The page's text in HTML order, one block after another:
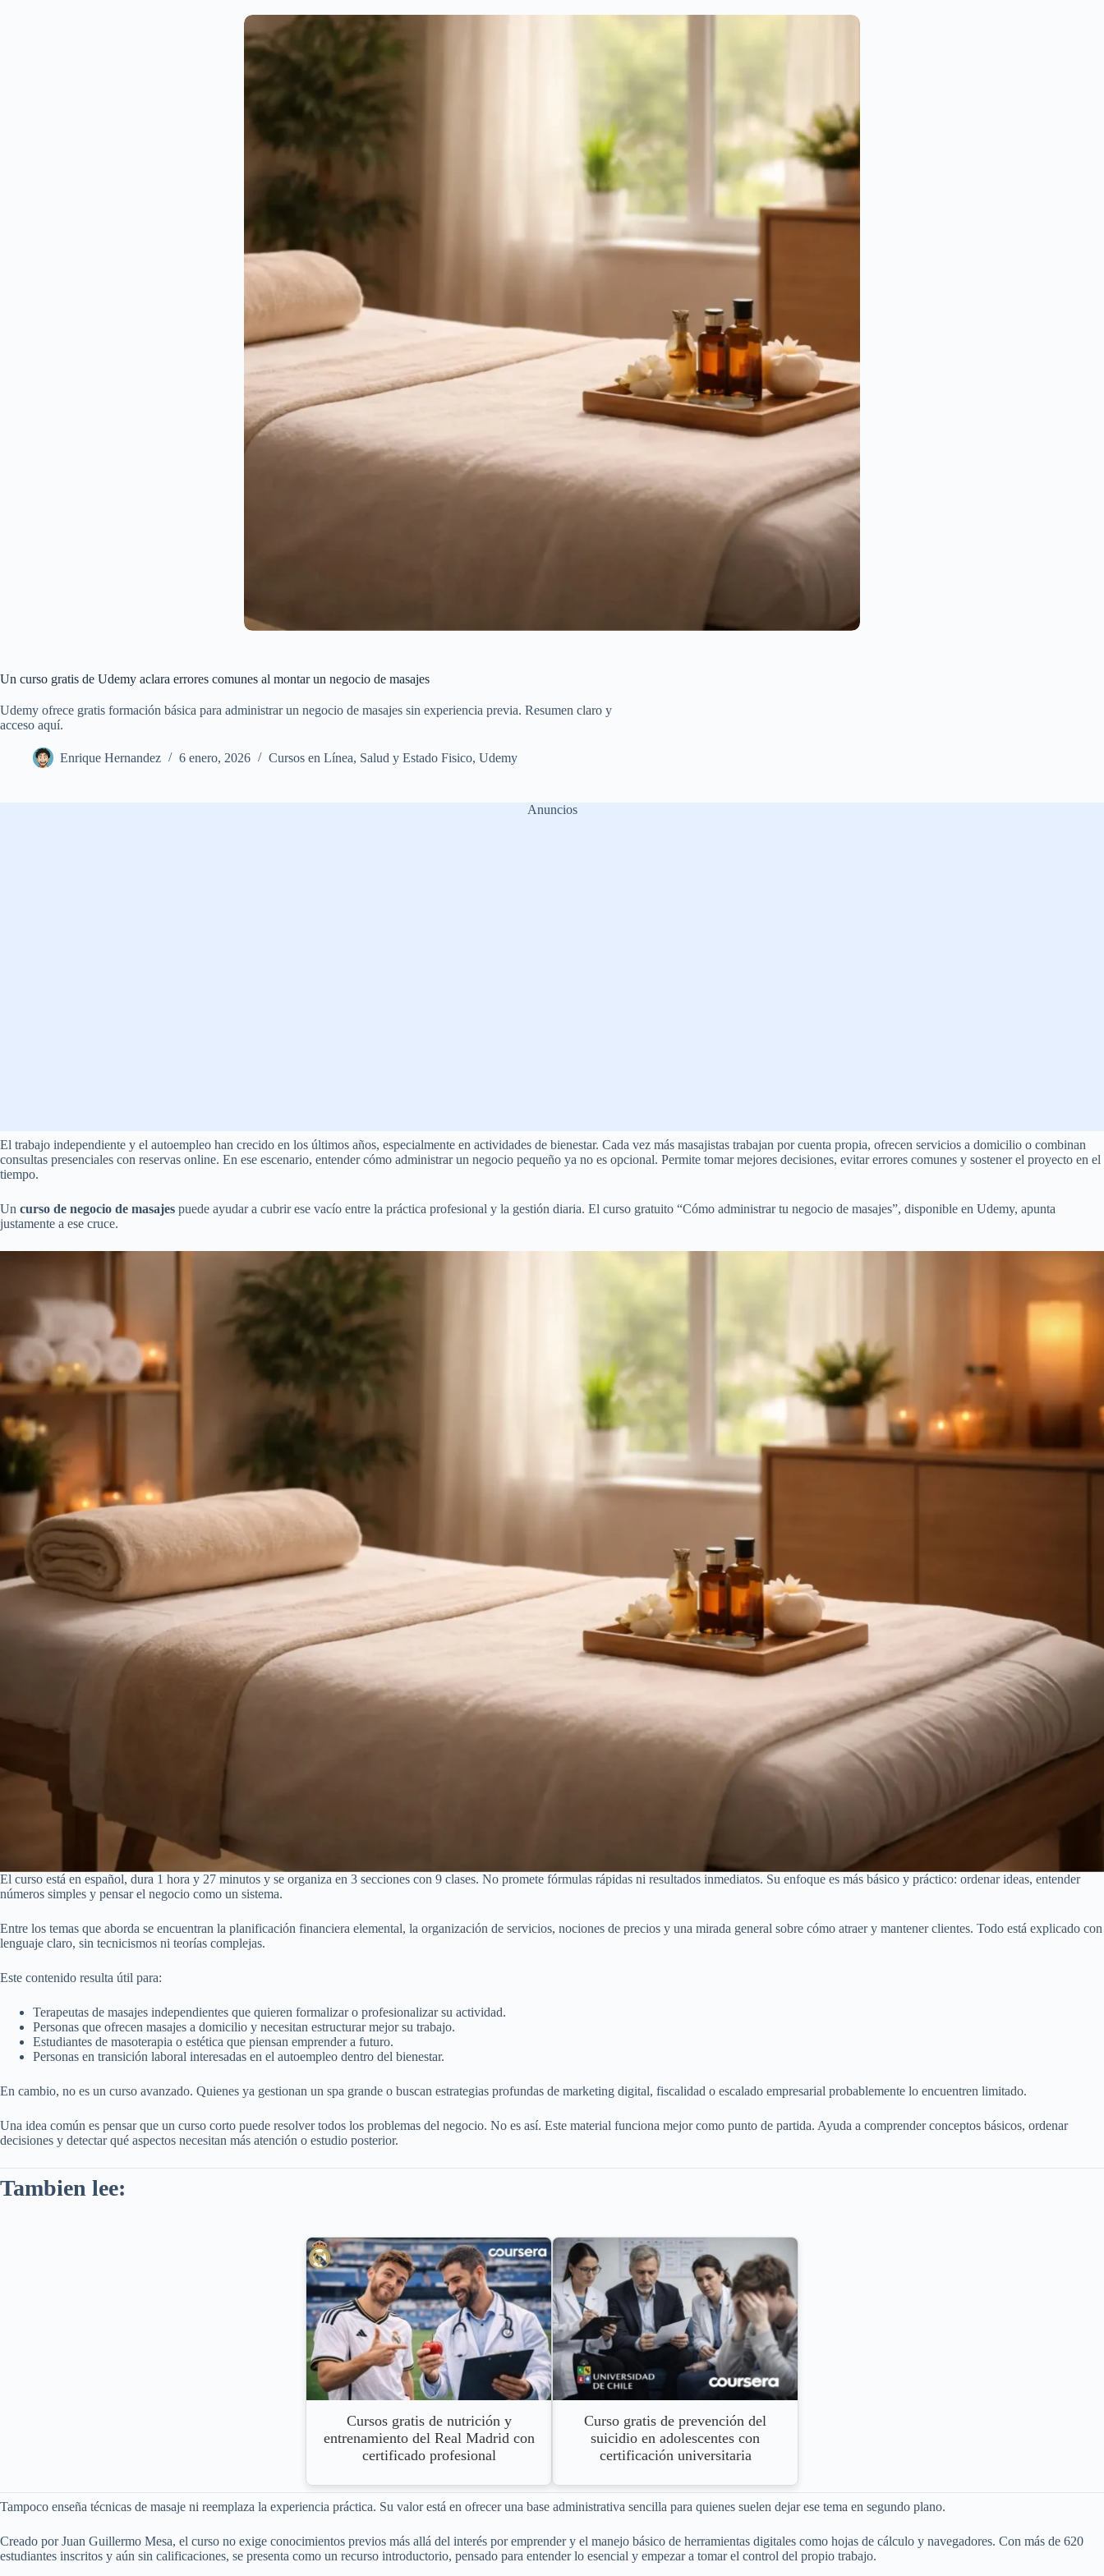
Un curso gratis de Udemy aclara errores comunes al montar un negocio de masajes
Udemy ofrece gratis formación básica para administrar un negocio de masajes sin experiencia previa. Resumen claro y
acceso aquí.
Enrique Hernandez 6 enero, 2026 Cursos en Línea, Salud y Estado Fisico, Udemy
Anuncios
El trabajo independiente y el autoempleo han crecido en los últimos años, especialmente en actividades de bienestar. Cada vez más masajistas trabajan por cuenta propia, ofrecen servicios a domicilio o combinan
consultas presenciales con reservas online. En ese escenario, entender cómo administrar un negocio pequeño ya no es opcional. Permite tomar mejores decisiones, evitar errores comunes y sostener el proyecto en el
tiempo.
Un curso de negocio de masajes puede ayudar a cubrir ese vacío entre la práctica profesional y la gestión diaria. El curso gratuito “Cómo administrar tu negocio de masajes”, disponible en Udemy, apunta
justamente a ese cruce.
El curso está en español, dura 1 hora y 27 minutos y se organiza en 3 secciones con 9 clases. No promete fórmulas rápidas ni resultados inmediatos. Su enfoque es más básico y práctico: ordenar ideas, entender
números simples y pensar el negocio como un sistema.
Entre los temas que aborda se encuentran la planificación financiera elemental, la organización de servicios, nociones de precios y una mirada general sobre cómo atraer y mantener clientes. Todo está explicado con
lenguaje claro, sin tecnicismos ni teorías complejas.
Este contenido resulta útil para:
Terapeutas de masajes independientes que quieren formalizar o profesionalizar su actividad.
Personas que ofrecen masajes a domicilio y necesitan estructurar mejor su trabajo.
Estudiantes de masoterapia o estética que piensan emprender a futuro.
Personas en transición laboral interesadas en el autoempleo dentro del bienestar.
En cambio, no es un curso avanzado. Quienes ya gestionan un spa grande o buscan estrategias profundas de marketing digital, fiscalidad o escalado empresarial probablemente lo encuentren limitado.
Una idea común es pensar que un curso corto puede resolver todos los problemas del negocio. No es así. Este material funciona mejor como punto de partida. Ayuda a comprender conceptos básicos, ordenar
decisiones y detectar qué aspectos necesitan más atención o estudio posterior.
Tambien lee:
Cursos gratis de nutrición y
entrenamiento del Real Madrid con
certificado profesional
Curso gratis de prevención del
suicidio en adolescentes con
certificación universitaria
Tampoco enseña técnicas de masaje ni reemplaza la experiencia práctica. Su valor está en ofrecer una base administrativa sencilla para quienes suelen dejar ese tema en segundo plano.
Creado por Juan Guillermo Mesa, el curso no exige conocimientos previos más allá del interés por emprender y el manejo básico de herramientas digitales como hojas de cálculo y navegadores. Con más de 620
estudiantes inscritos y aún sin calificaciones, se presenta como un recurso introductorio, pensado para entender lo esencial y empezar a tomar el control del propio trabajo.